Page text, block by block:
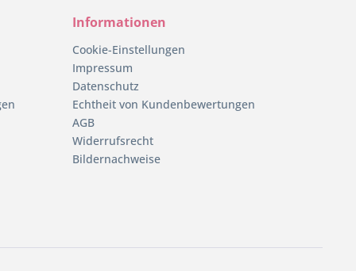
Informationen
Cookie-Einstellungen
Impressum
Datenschutz
Echtheit von Kundenbewertungen
AGB
Widerrufsrecht
Bildernachweise